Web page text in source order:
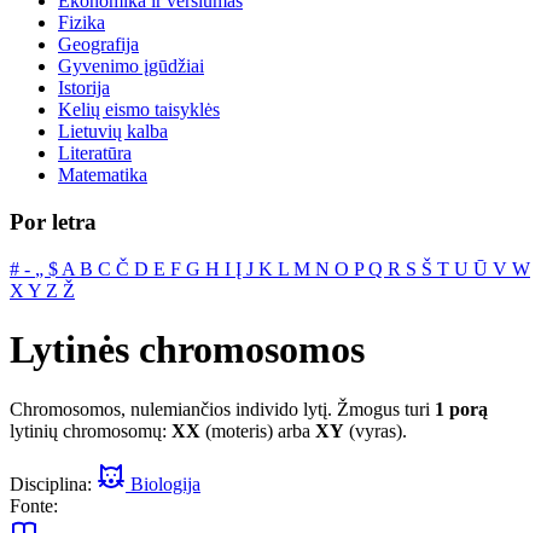
Fizika
Geografija
Gyvenimo įgūdžiai
Istorija
Kelių eismo taisyklės
Lietuvių kalba
Literatūra
Matematika
Por letra
# ‐ „ $ A B C Č D E F G H I Į J K L M N O PQ R S Š T U Ū V W
X Y Z Ž
Lytinės chromosomos
Chromosomos, nulemiančios individo lytį. Žmogus turi 1 porą
lytinių chromosomų: XX (moteris) arba XY (vyras).
Disciplina:
Biologija
Fonte: